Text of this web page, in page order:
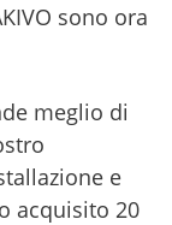
sono ora
meglio di
e
acquisito 20